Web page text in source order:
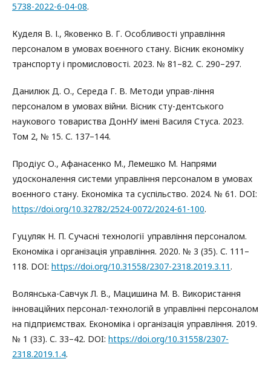
5738-2022-6-04-08.
Куделя В. І., Яковенко В. Г. Особливості управління
персоналом в умовах воєнного стану. Вісник економіку
транспорту і промисловості. 2023. № 81–82. С. 290–297.
Данилюк Д. О., Середа Г. В. Методи управ-ління
персоналом в умовах війни. Вісник сту-дентського
наукового товариства ДонНУ імені Василя Стуса. 2023.
Том 2, № 15. С. 137–144.
Продіус О., Афанасенко М., Лемешко М. Напрями
удосконалення системи управління персоналом в умовах
воєнного стану. Економіка та суспільство. 2024. № 61. DOI:
https://doi.org/10.32782/2524-0072/2024-61-100.
Гуцуляк Н. П. Сучасні технології управління персоналом.
Економіка і організація управління. 2020. № 3 (35). С. 111–
118. DOI: https://doi.org/10.31558/2307-2318.2019.3.11.
Волянська-Савчук Л. В., Мацишина М. В. Використання
інноваційних персонал-технологій в управлінні персоналом
на підприємствах. Економіка і організація управління. 2019.
№ 1 (33). С. 33–42. DOI: https://doi.org/10.31558/2307-
2318.2019.1.4.